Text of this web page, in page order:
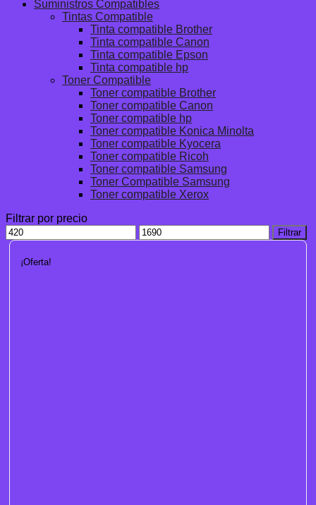
Suministros Compatibles
Tintas Compatible
Tinta compatible Brother
Tinta compatible Canon
Tinta compatible Epson
Tinta compatible hp
Toner Compatible
Toner compatible Brother
Toner compatible Canon
Toner compatible hp
Toner compatible Konica Minolta
Toner compatible Kyocera
Toner compatible Ricoh
Toner compatible Samsung
Toner Compatible Samsung
Toner compatible Xerox
Filtrar por precio
Precio
mínimo
Precio
máximo
Filtrar
¡Oferta!